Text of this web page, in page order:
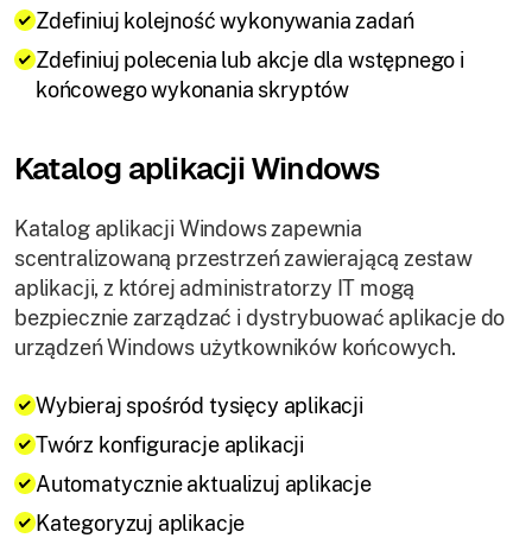
Zdefiniuj kolejność wykonywania zadań
Zdefiniuj polecenia lub akcje dla wstępnego i
końcowego wykonania skryptów
Katalog aplikacji Windows
Katalog aplikacji Windows zapewnia
scentralizowaną przestrzeń zawierającą zestaw
aplikacji, z której administratorzy IT mogą
bezpiecznie zarządzać i dystrybuować aplikacje do
urządzeń Windows użytkowników końcowych.
Wybieraj spośród tysięcy aplikacji
Twórz konfiguracje aplikacji
Automatycznie aktualizuj aplikacje
Kategoryzuj aplikacje